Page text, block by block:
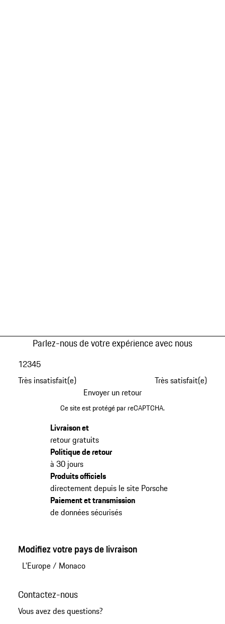
Parlez-nous de votre expérience avec nous
Très insatisfait(e)
12345
Très satisfait(e)
Envoyer un retour
Ce site est protégé par reCAPTCHA.
Livraison et
retour gratuits
Politique de retour
à 30 jours
Produits officiels
directement depuis le site Porsche
Paiement et transmission
de données sécurisés
Modifiez votre pays de livraison
L'Europe/ Monaco
Contactez-nous
Vous avez des questions?